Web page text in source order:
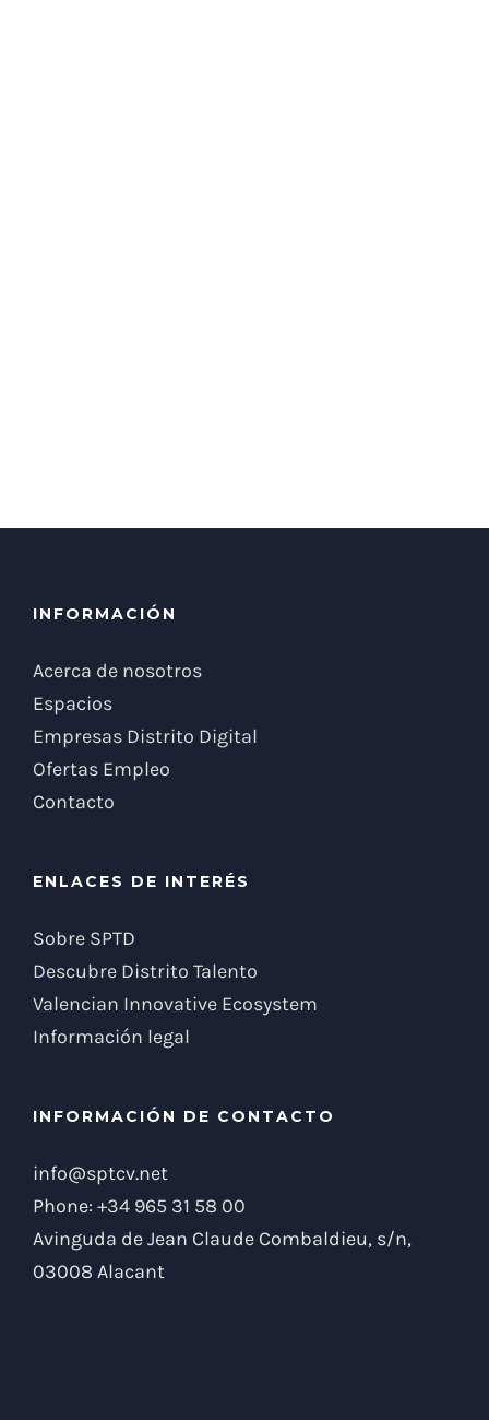
INFORMACIÓN
Acerca de nosotros
Espacios
Empresas Distrito Digital
Ofertas Empleo
Contacto
ENLACES DE INTERÉS
Sobre SPTD
Descubre Distrito Talento
Valencian Innovative Ecosystem
Información legal
INFORMACIÓN DE CONTACTO
info@sptcv.net
Phone: +34 965 31 58 00
Avinguda de Jean Claude Combaldieu, s/n,
03008 Alacant